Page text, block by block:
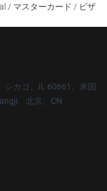
/ マスターカード / ビザ
シカゴ、IL 60661、米国
、北京、CN